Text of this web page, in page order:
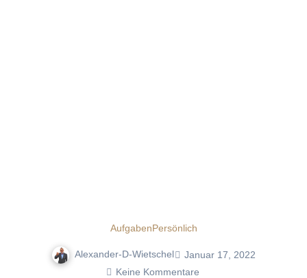
AufgabenPersönlich
Alexander-D-Wietschel
Januar 17, 2022
Keine Kommentare